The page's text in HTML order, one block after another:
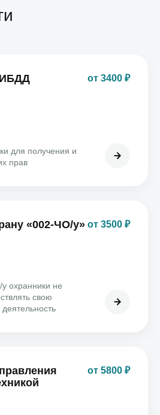
от 3400 ₽
для получения и
прав
«002-ЧО/у» от 3500 ₽
охранники не
свою
от 5800 ₽